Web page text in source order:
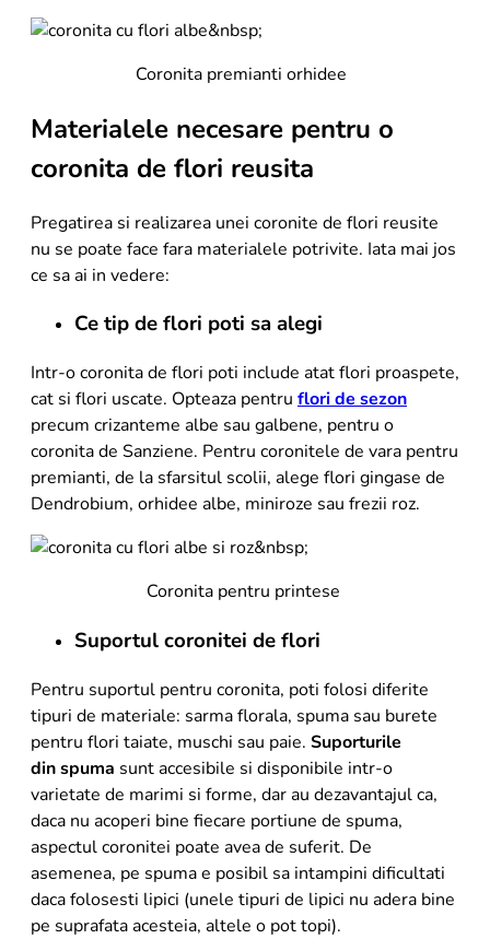
Coronita premianti orhidee
Materialele necesare pentru o
coronita de flori reusita
Pregatirea si realizarea unei coronite de flori reusite
nu se poate face fara materialele potrivite. Iata mai jos
ce sa ai in vedere:
Ce tip de flori poti sa alegi
Intr-o coronita de flori poti include atat flori proaspete,
cat si flori uscate. Opteaza pentru flori de sezon
precum crizanteme albe sau galbene, pentru o
coronita de Sanziene. Pentru coronitele de vara pentru
premianti, de la sfarsitul scolii, alege flori gingase de
Dendrobium, orhidee albe, miniroze sau frezii roz.
Coronita pentru printese
Suportul coronitei de flori
Pentru suportul pentru coronita, poti folosi diferite
tipuri de materiale: sarma florala, spuma sau burete
pentru flori taiate, muschi sau paie. Suporturile
din spuma sunt accesibile si disponibile intr-o
varietate de marimi si forme, dar au dezavantajul ca,
daca nu acoperi bine fiecare portiune de spuma,
aspectul coronitei poate avea de suferit. De
asemenea, pe spuma e posibil sa intampini dificultati
daca folosesti lipici (unele tipuri de lipici nu adera bine
pe suprafata acesteia, altele o pot topi).